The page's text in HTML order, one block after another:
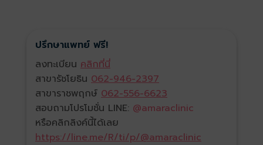
ปรึกษาแพทย์ ฟรี!
ลงทะเบียน คลิกที่นี่
สาขารัชโยธิน 062-946-2397
สาขาราชพฤกษ์ 062-556-6623
สอบถามโปรโมชั่น LINE: @amaraclinic
หรือคลิกลิงค์นี้ได้เลย
https://line.me/R/ti/p/@amaraclinic